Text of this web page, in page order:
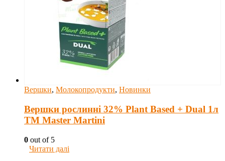
Вершки, Молокопродукти, Новинки
Вершки рослинні 32% Plant Based + Dual 1л
ТМ Master Martini
0 out of 5
Читати далі